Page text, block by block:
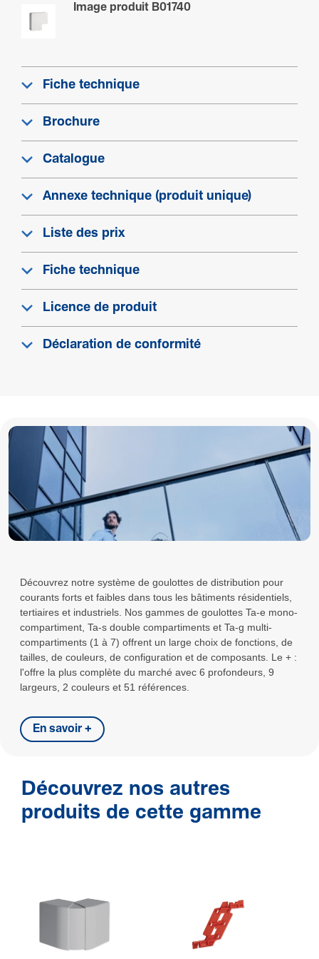
Condi­tions d'uti­li­sa­tion
Equi­pe­ment
Configuration
Avec trai­te­ment anti­bac­té­rien
Produit compatible avec
Image produit B01740
Fiche technique
Brochure
Catalogue
Annexe technique (produit unique)
Liste des prix
Fiche technique
Licence de produit
Déclaration de conformité
Découvrez notre système de goulottes de distribution pour
courants forts et faibles dans tous les bâtiments résidentiels,
tertiaires et industriels. Nos gammes de goulottes Ta-e mono-
compartiment, Ta-s double compartiments et Ta-g multi-
compartiments (1 à 7) offrent un large choix de fonctions, de
tailles, de couleurs, de configuration et de composants. Le + :
l'offre la plus complète du marché avec 6 profondeurs, 9
largeurs, 2 couleurs et 51 références.
En savoir +
Découvrez nos autres
produits de cette gamme